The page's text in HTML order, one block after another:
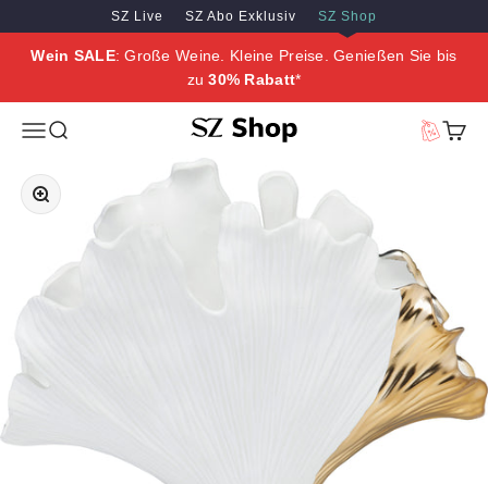
Zum Inhalt springen
Zum Hauptinhalt springen
SZ Live SZ Abo Exklusiv SZ Shop
Wein SALE: Große Weine. Kleine Preise. Genießen Sie bis
zu30% Rabatt*
MenüSuche SZ Erleben
Bild vergrößern